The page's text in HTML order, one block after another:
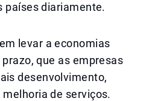
países diariamente.
levar a economias
que as empresas
desenvolvimento,
de serviços.